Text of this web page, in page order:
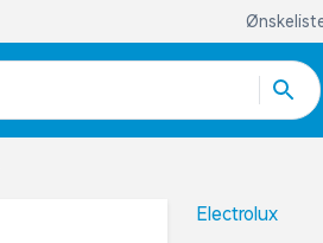
Electrolux